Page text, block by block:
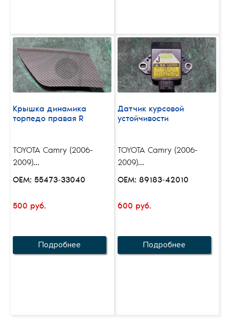
Крышка динамика
торпедо правая R
TOYOTA Camry (2006-
2009)...
OEM: 55473-33040
500 руб.
Подробнее
Датчик курсовой
устойчивости
TOYOTA Camry (2006-
2009)...
OEM: 89183-42010
600 руб.
Подробнее